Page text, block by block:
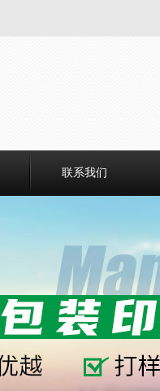
联系我们